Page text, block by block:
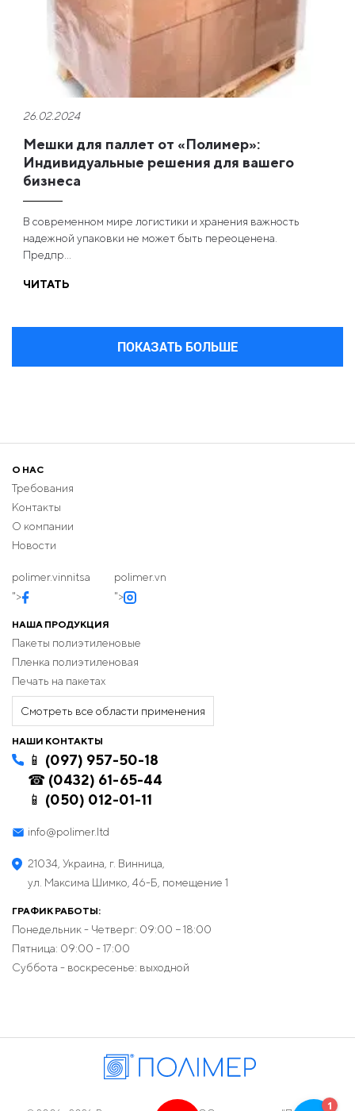
26.02.2024
Мешки для паллет от «Полимер»:
Индивидуальные решения для вашего
бизнеса
В современном мире логистики и хранения важность
надежной упаковки не может быть переоценена.
Предпр...
ЧИТАТЬ
ПОКАЗАТЬ БОЛЬШЕ
О НАС
Требования
Контакты
О компании
Новости
polimer.vinnitsa
">
polimer.vn
">
НАША ПРОДУКЦИЯ
Пакеты полиэтиленовые
Пленка полиэтиленовая
Печать на пакетах
Смотреть все области применения
НАШИ КОНТАКТЫ
📱 (097) 957-50-18
☎ (0432) 61-65-44
📱 (050) 012-01-11
info@polimer.ltd
21034, Украина, г. Винница,
ул. Максима Шимко, 46-Б, помещение 1
ГРАФИК РАБОТЫ:
Понедельник - Четверг: 09:00 − 18:00
Пятница: 09:00 - 17:00
Суббота - воскресенье: выходной